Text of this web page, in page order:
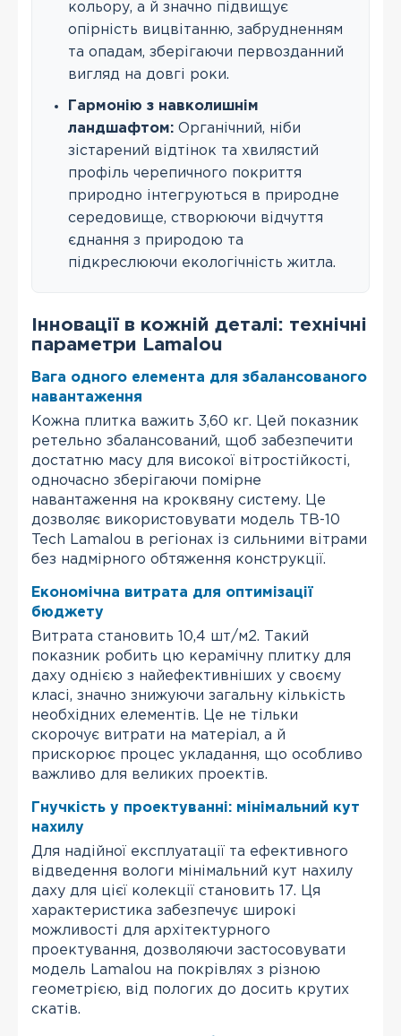
кольору, а й значно підвищує
опірність вицвітанню, забрудненням
та опадам, зберігаючи первозданний
вигляд на довгі роки.
Гармонію з навколишнім
ландшафтом: Органічний, ніби
зістарений відтінок та хвилястий
профіль черепичного покриття
природно інтегруються в природне
середовище, створюючи відчуття
єднання з природою та
підкреслюючи екологічність житла.
Інновації в кожній деталі: технічні
параметри Lamalou
Вага одного елемента для збалансованого
навантаження
Кожна плитка важить 3,60 кг. Цей показник
ретельно збалансований, щоб забезпечити
достатню масу для високої вітростійкості,
одночасно зберігаючи помірне
навантаження на кроквяну систему. Це
дозволяє використовувати модель TB-10
Tech Lamalou в регіонах із сильними вітрами
без надмірного обтяження конструкції.
Економічна витрата для оптимізації
бюджету
Витрата становить 10,4 шт/м2. Такий
показник робить цю керамічну плитку для
даху однією з найефективніших у своєму
класі, значно знижуючи загальну кількість
необхідних елементів. Це не тільки
скорочує витрати на матеріал, а й
прискорює процес укладання, що особливо
важливо для великих проектів.
Гнучкість у проектуванні: мінімальний кут
нахилу
Для надійної експлуатації та ефективного
відведення вологи мінімальний кут нахилу
даху для цієї колекції становить 17. Ця
характеристика забезпечує широкі
можливості для архітектурного
проектування, дозволяючи застосовувати
модель Lamalou на покрівлях з різною
геометрією, від пологих до досить крутих
скатів.